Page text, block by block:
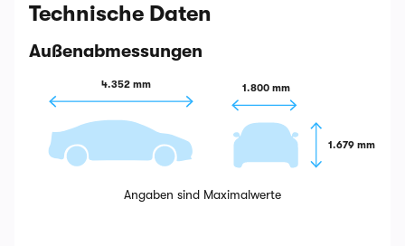
Technische Daten
Außenabmessungen
4.352 mm 1.800 mm
1.679 mm
Angaben sind Maximalwerte